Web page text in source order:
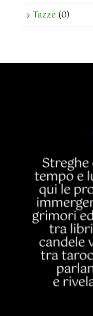
Tazze (0)